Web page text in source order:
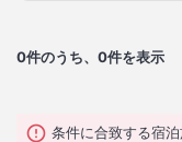
0件のうち、0件を表示
条件に合致する宿